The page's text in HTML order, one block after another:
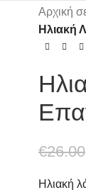
Αρχική
Ηλιακή
€26.00
Ηλιακή